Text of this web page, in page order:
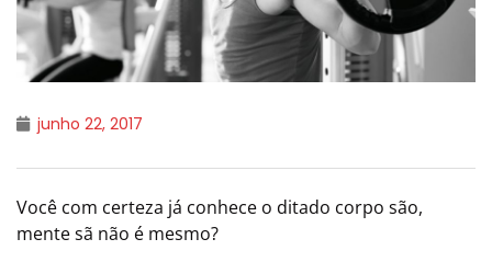
junho 22, 2017
Você com certeza já conhece o ditado corpo são,
mente sã não é mesmo?